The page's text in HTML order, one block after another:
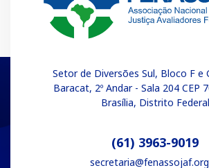
Setor de Diversões Sul, Bloco F e
Baracat, 2º Andar - Sala 204 CEP
Brasília, Distrito Federal
(61) 3963-9019